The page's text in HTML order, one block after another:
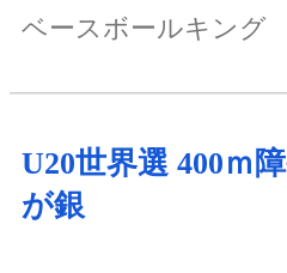
ベースボールキング
U20世界選 400ｍ
が銀